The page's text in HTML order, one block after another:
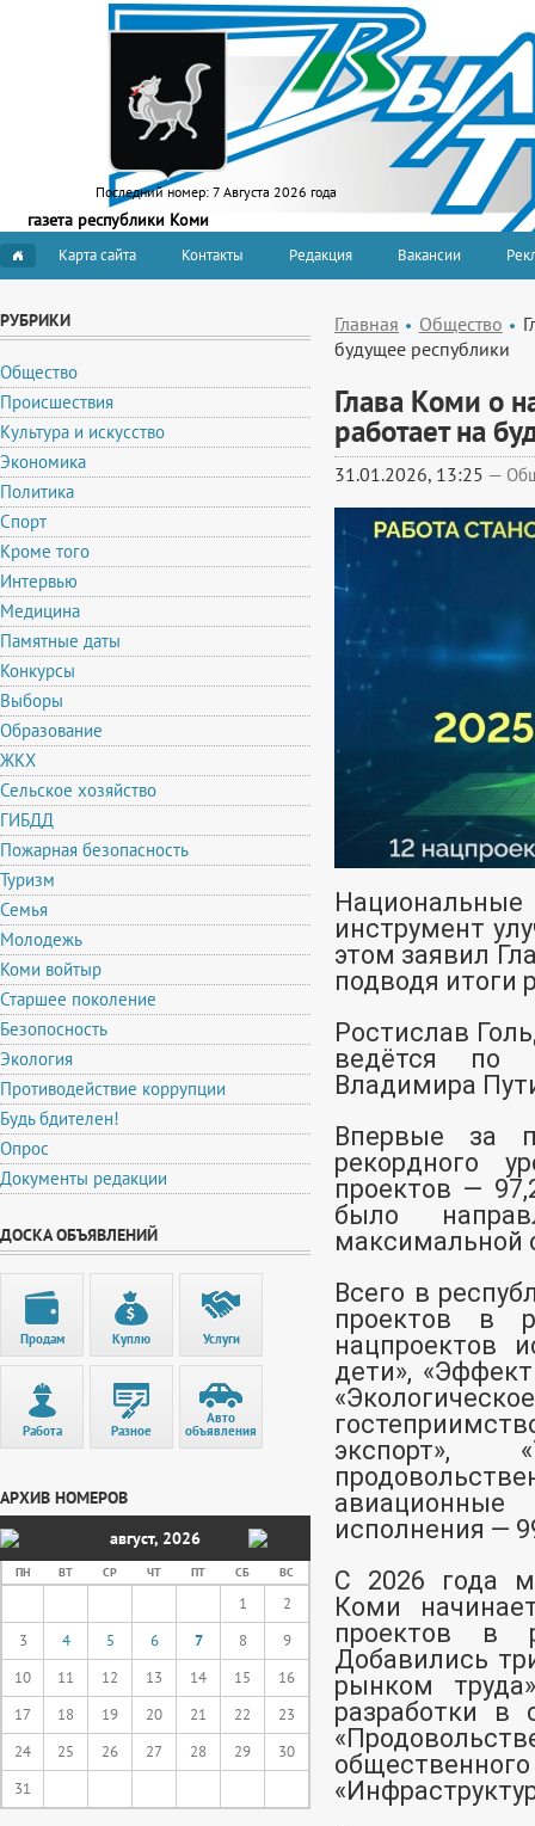
Последний номер: 7 Августа 2026 года
газета республики Коми
Карта сайта Контакты Редакция Вакансии
РУБРИКИ
Общество
Происшествия
Культура и искусство
Экономика
Политика
Спорт
Кроме того
Интервью
Медицина
Памятные даты
Конкурсы
Выборы
Образование
ЖКХ
Сельское хозяйство
ГИБДД
Пожарная безопасность
Туризм
Семья
Молодежь
Коми войтыр
Старшее поколение
Безопосность
Экология
Противодействие коррупции
Будь бдителен!
Опрос
Документы редакции
ДОСКА ОБЪЯВЛЕНИЙ
Продам Куплю Услуги
Работа Разное
Авто
объявления
АРХИВ НОМЕРОВ
август, 2026
ПН ВТ СР ЧТ ПТ СБ ВС
1
2
3
4 5 6 7 8
9
10
11 12 13 14 15
16
17
18 19 20 21 22
23
24
25 26 27 28 29
30
31
Главная Общество
будущее республики
Глава Коми о
работает на
31.01.2026, 13:25 —
инструмент
этом заявил
подводя итоги
Ростислав
ведётся по
Владимира
Впервые за
рекордного
проектов —
было
максимальной
Всего в
проектов в
нацпроектов
дети»,
экспорт»,
исполнения —
С 2026 года
Коми
проектов в
Добавились
рынком
разработки в